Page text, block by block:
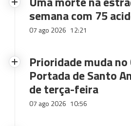
semana com 75
07 ago 2026 12:21
Prioridade muda no
Portada de Santo
de terça-feira
07 ago 2026 10:56